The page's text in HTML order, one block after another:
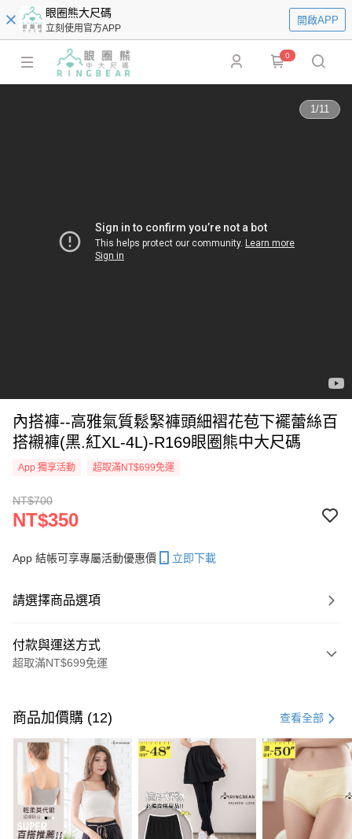
眼圈熊大尺碼
立刻使用官方APP
開啟APP
0
1/11
內搭褲--高雅氣質鬆緊褲頭細褶花苞下襬蕾絲百
搭襯褲(黑.紅XL-4L)-R169眼圈熊中大尺碼
App 獨享活動 超取滿NT$699免運
NT$700
NT$350
App 結帳可享專屬活動優惠價 立即下載
請選擇商品選項
付款與運送方式
超取滿NT$699免運
信用卡一次付款
超商取貨付款
LINE Pay
Apple Pay
街口支付
商品加價購 (12) 查看全部